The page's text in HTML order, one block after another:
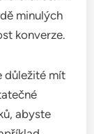
o tom,
je také